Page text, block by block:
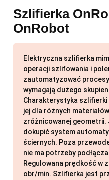
Szlifierka
OnRobot
Elektryczna szlifierka
operacji szlifowania i
zautomatyzować
wymagają dużego
Charakterystyka
jej dla różnych
zróżnicowanej
dokupić system
ściernych. Poza
nie ma potrzeby
Regulowana prędkość w
obr/min. Szlifierka jest